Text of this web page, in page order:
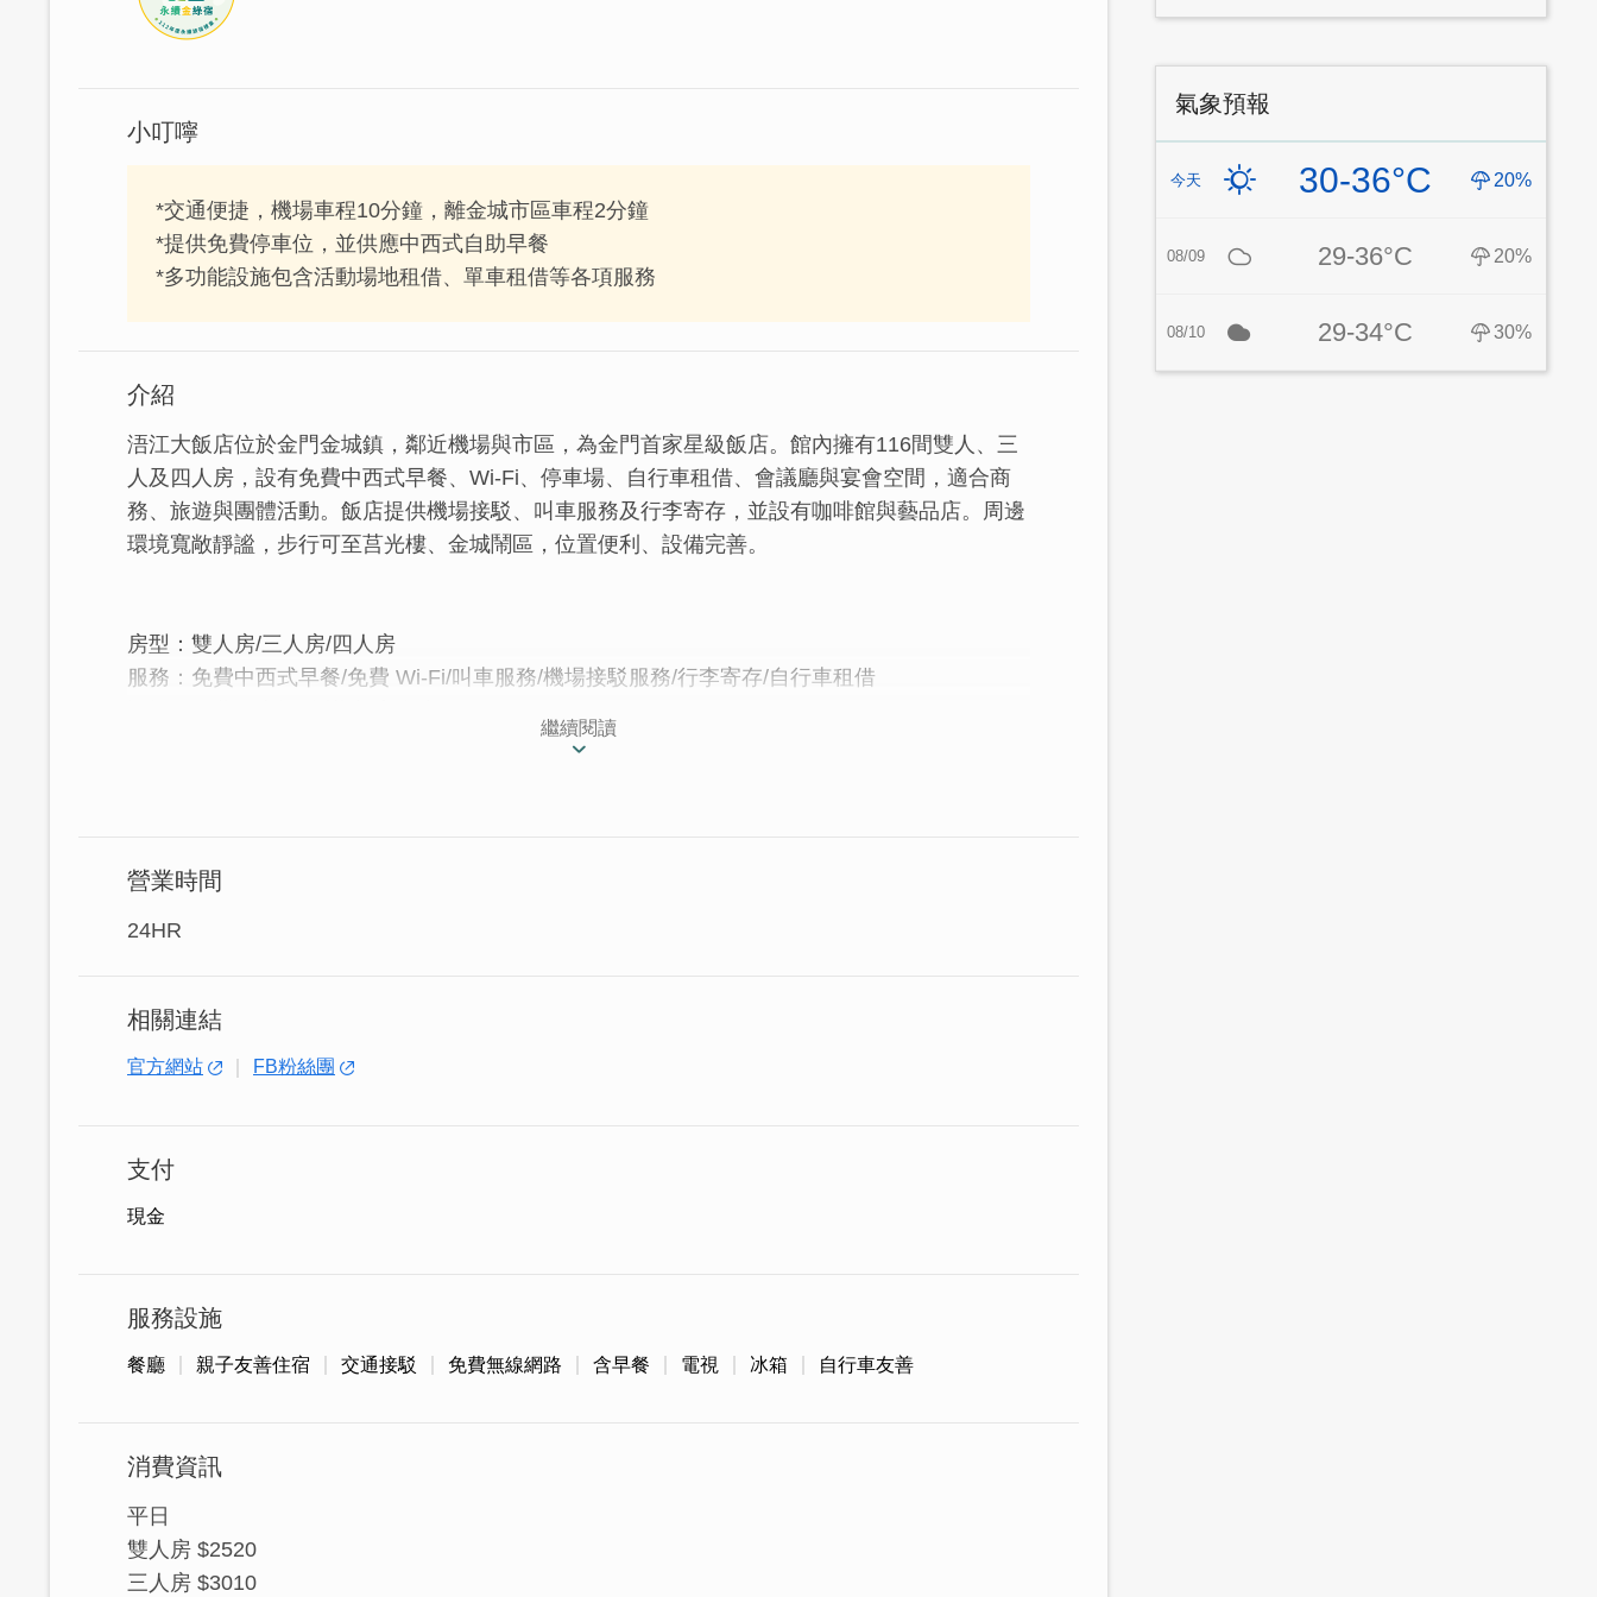
小叮嚀
*交通便捷，機場車程10分鐘，離金城市區車程2分鐘
*提供免費停車位，並供應中西式自助早餐
*多功能設施包含活動場地租借、單車租借等各項服務
介紹
浯江大飯店位於金門金城鎮，鄰近機場與市區，為金門首家星級飯店。館內擁有116間雙人、三
人及四人房，設有免費中西式早餐、Wi-Fi、停車場、自行車租借、會議廳與宴會空間，適合商
務、旅遊與團體活動。飯店提供機場接駁、叫車服務及行李寄存，並設有咖啡館與藝品店。周邊
環境寬敞靜謐，步行可至莒光樓、金城鬧區，位置便利、設備完善。
房型：雙人房/三人房/四人房
服務：免費中西式早餐/免費 Wi-Fi/叫車服務/機場接駁服務/行李寄存/自行車租借
浯江大飯店擁有2~3百坪大廳，116間雅緻套房，有雙人、三人及四人房型供選擇，同時附有藝
繼續閱讀
營業時間
24HR
相關連結
官方網站 FB粉絲團
支付
現金
服務設施
餐廳 親子友善住宿 交通接駁 免費無線網路 含早餐 電視 冰箱 自行車友善
消費資訊
平日
雙人房 $2520
三人房 $3010
氣象預報
今天 30-36°C 20%
08/09 29-36°C 20%
08/10 29-34°C 30%